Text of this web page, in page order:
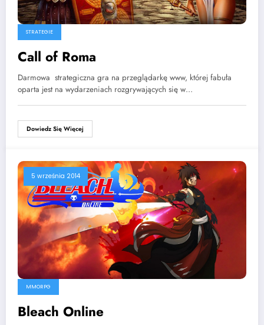
STRATEGIE
Call of Roma
Darmowa strategiczna gra na przeglądarkę www, której fabuła
oparta jest na wydarzeniach rozgrywających się w…
Dowiedz Się Więcej
5 września 2014
MMORPG
Bleach Online